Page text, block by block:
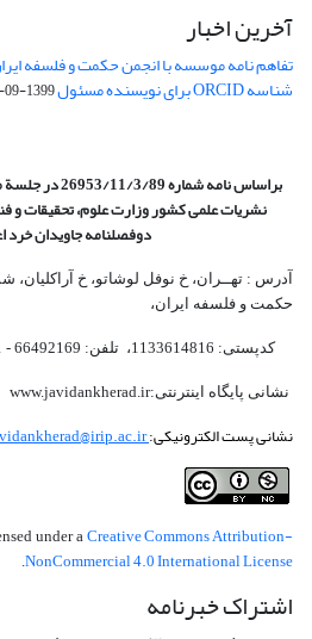
آخرین اخبار
تفاهم نامه موسسه با انجمن حکمت و فلسفه
شناسه ORCID برای نویسنده مسئول 1399-09-20
براساس نامه شماره 26953/11/3/89 در جلسة مورخ 31/6/89 کمیسیون
نشریات علمی کشور وزارت علوم، تحقیقات
دوفصلنامه جاویدان خرد
حکمت و فلسفه ایران،‌
کدپستی: 1133614816، تلفن: 66492169 - 021 نمابر: 66962700 - 021
نشانی پایگاه اینترنتی:www.javidankherad.ir
نشانی پست الکترونیکی:javidankherad@irip.ac.ir
under a Creative Commons Attribution-
NonCommercial 4.0 International License
اشتراک خبرنامه